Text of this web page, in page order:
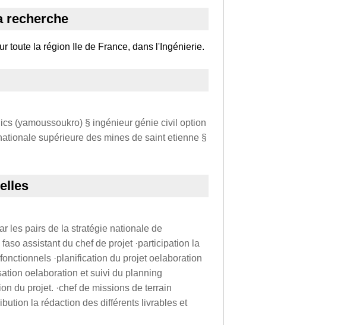
recherche
toute la région Ile de France, dans l'Ingénierie.
(yamoussoukro) § ingénieur génie civil option
supérieure des mines de saint etienne §
les pairs de la stratégie nationale de
assistant du chef de projet ·participation la
·planification du projet oelaboration
oelaboration et suivi du planning
du projet. ·chef de missions de terrain
la rédaction des différents livrables et